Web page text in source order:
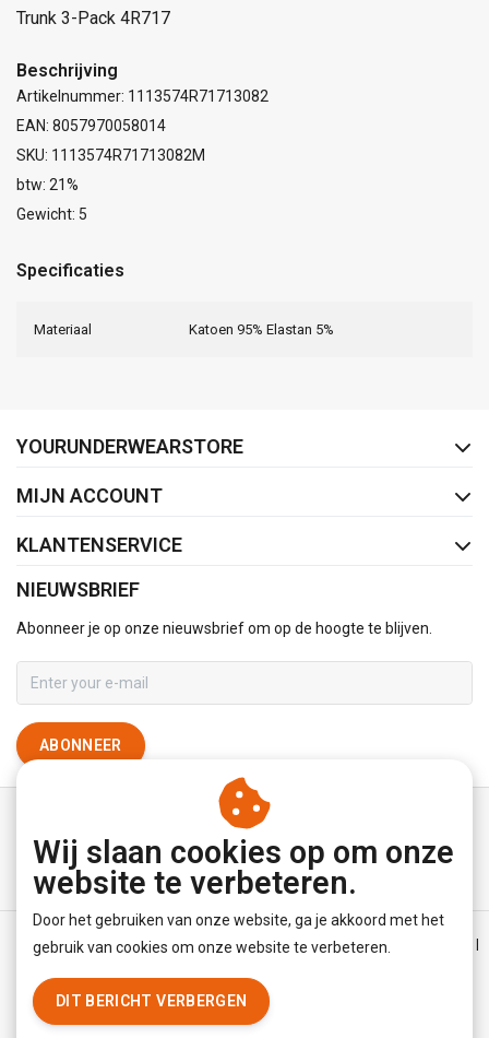
Trunk 3-Pack 4R717
Beschrijving
Artikelnummer: 1113574R71713082
EAN: 8057970058014
SKU: 1113574R71713082M
btw: 21%
Gewicht: 5
Specificaties
Materiaal Katoen 95% Elastan 5%
YOURUNDERWEARSTORE
MIJN ACCOUNT
KLANTENSERVICE
NIEUWSBRIEF
Abonneer je op onze nieuwsbrief om op de hoogte te blijven.
ABONNEER
Algemene voorwaarden | Disclaimer | Privacy Policy
|
© Copyright 2026 - YourUnderwearStore | Realisatie
Wij slaan cookies op om onze
website te verbeteren.
Door het gebruiken van onze website, ga je akkoord met het
gebruik van cookies om onze website te verbeteren.
DIT BERICHT VERBERGEN